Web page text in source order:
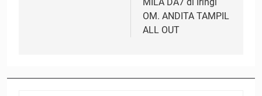
OM. ANDITA TAMPIL
ALL OUT